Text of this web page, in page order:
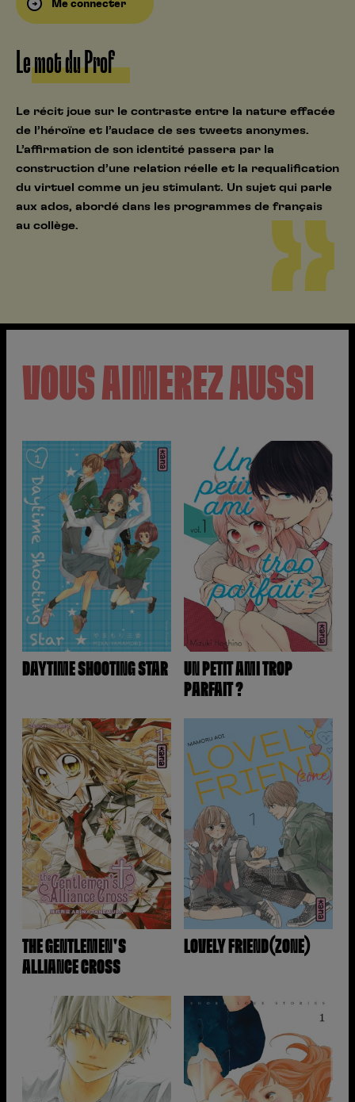
Me connecter
Le mot du Prof
Le récit joue sur le contraste entre la nature effacée
de l’héroïne et l’audace de ses tweets anonymes.
L’affirmation de son identité passera par la
construction d’une relation réelle et la requalification
du virtuel comme un jeu stimulant. Un sujet qui parle
aux ados, abordé dans les programmes de français
au collège.
VOUS AIMEREZ AUSSI
DAYTIME SHOOTING STAR
UN PETIT AMI TROP
PARFAIT ?
THE GENTLEMEN'S
ALLIANCE CROSS
LOVELY FRIEND(ZONE)